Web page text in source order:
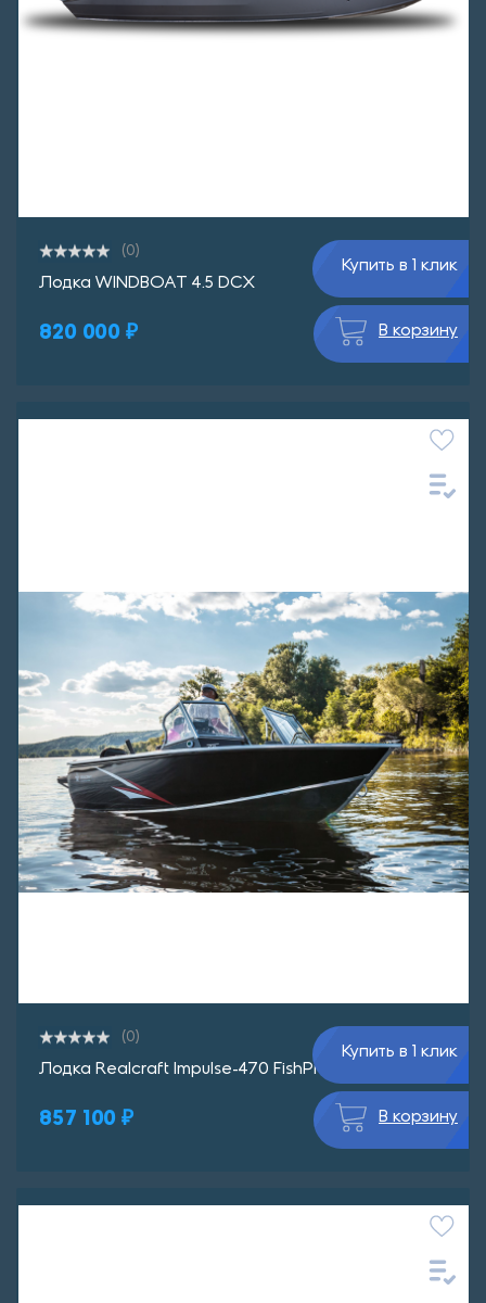
(0)
Лодка WINDBOAT 4.5 DCX
820 000 ₽
Купить в 1 клик
В корзину
(0)
Лодка Realcraft Impulse-470 FishPro
857 100 ₽
Купить в 1 клик
В корзину